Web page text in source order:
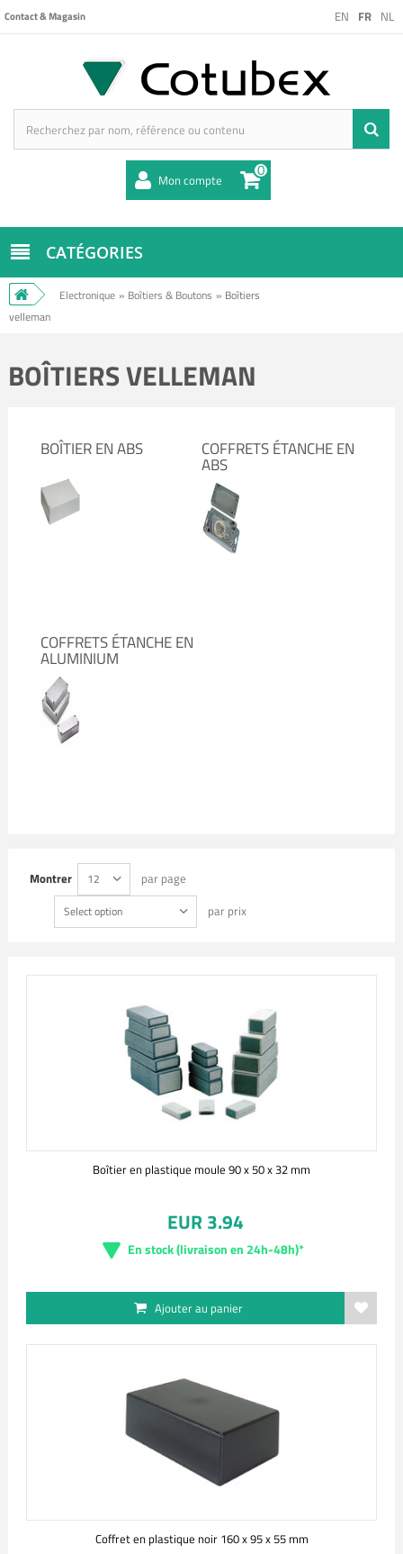
EN FR NL
Contact & Magasin
Mon compte 0
CATÉGORIES
Electronique » Boîtiers & Boutons » Boîtiers
velleman
BOÎTIERS VELLEMAN
BOÎTIER EN ABS COFFRETS ÉTANCHE EN
ABS
COFFRETS ÉTANCHE EN
ALUMINIUM
Montrer 12 par page
Select option par prix
Boîtier en plastique moule 90 x 50 x 32 mm
EUR 3.94
En stock (livraison en 24h-48h)*
Ajouter au panier
Coffret en plastique noir 160 x 95 x 55 mm